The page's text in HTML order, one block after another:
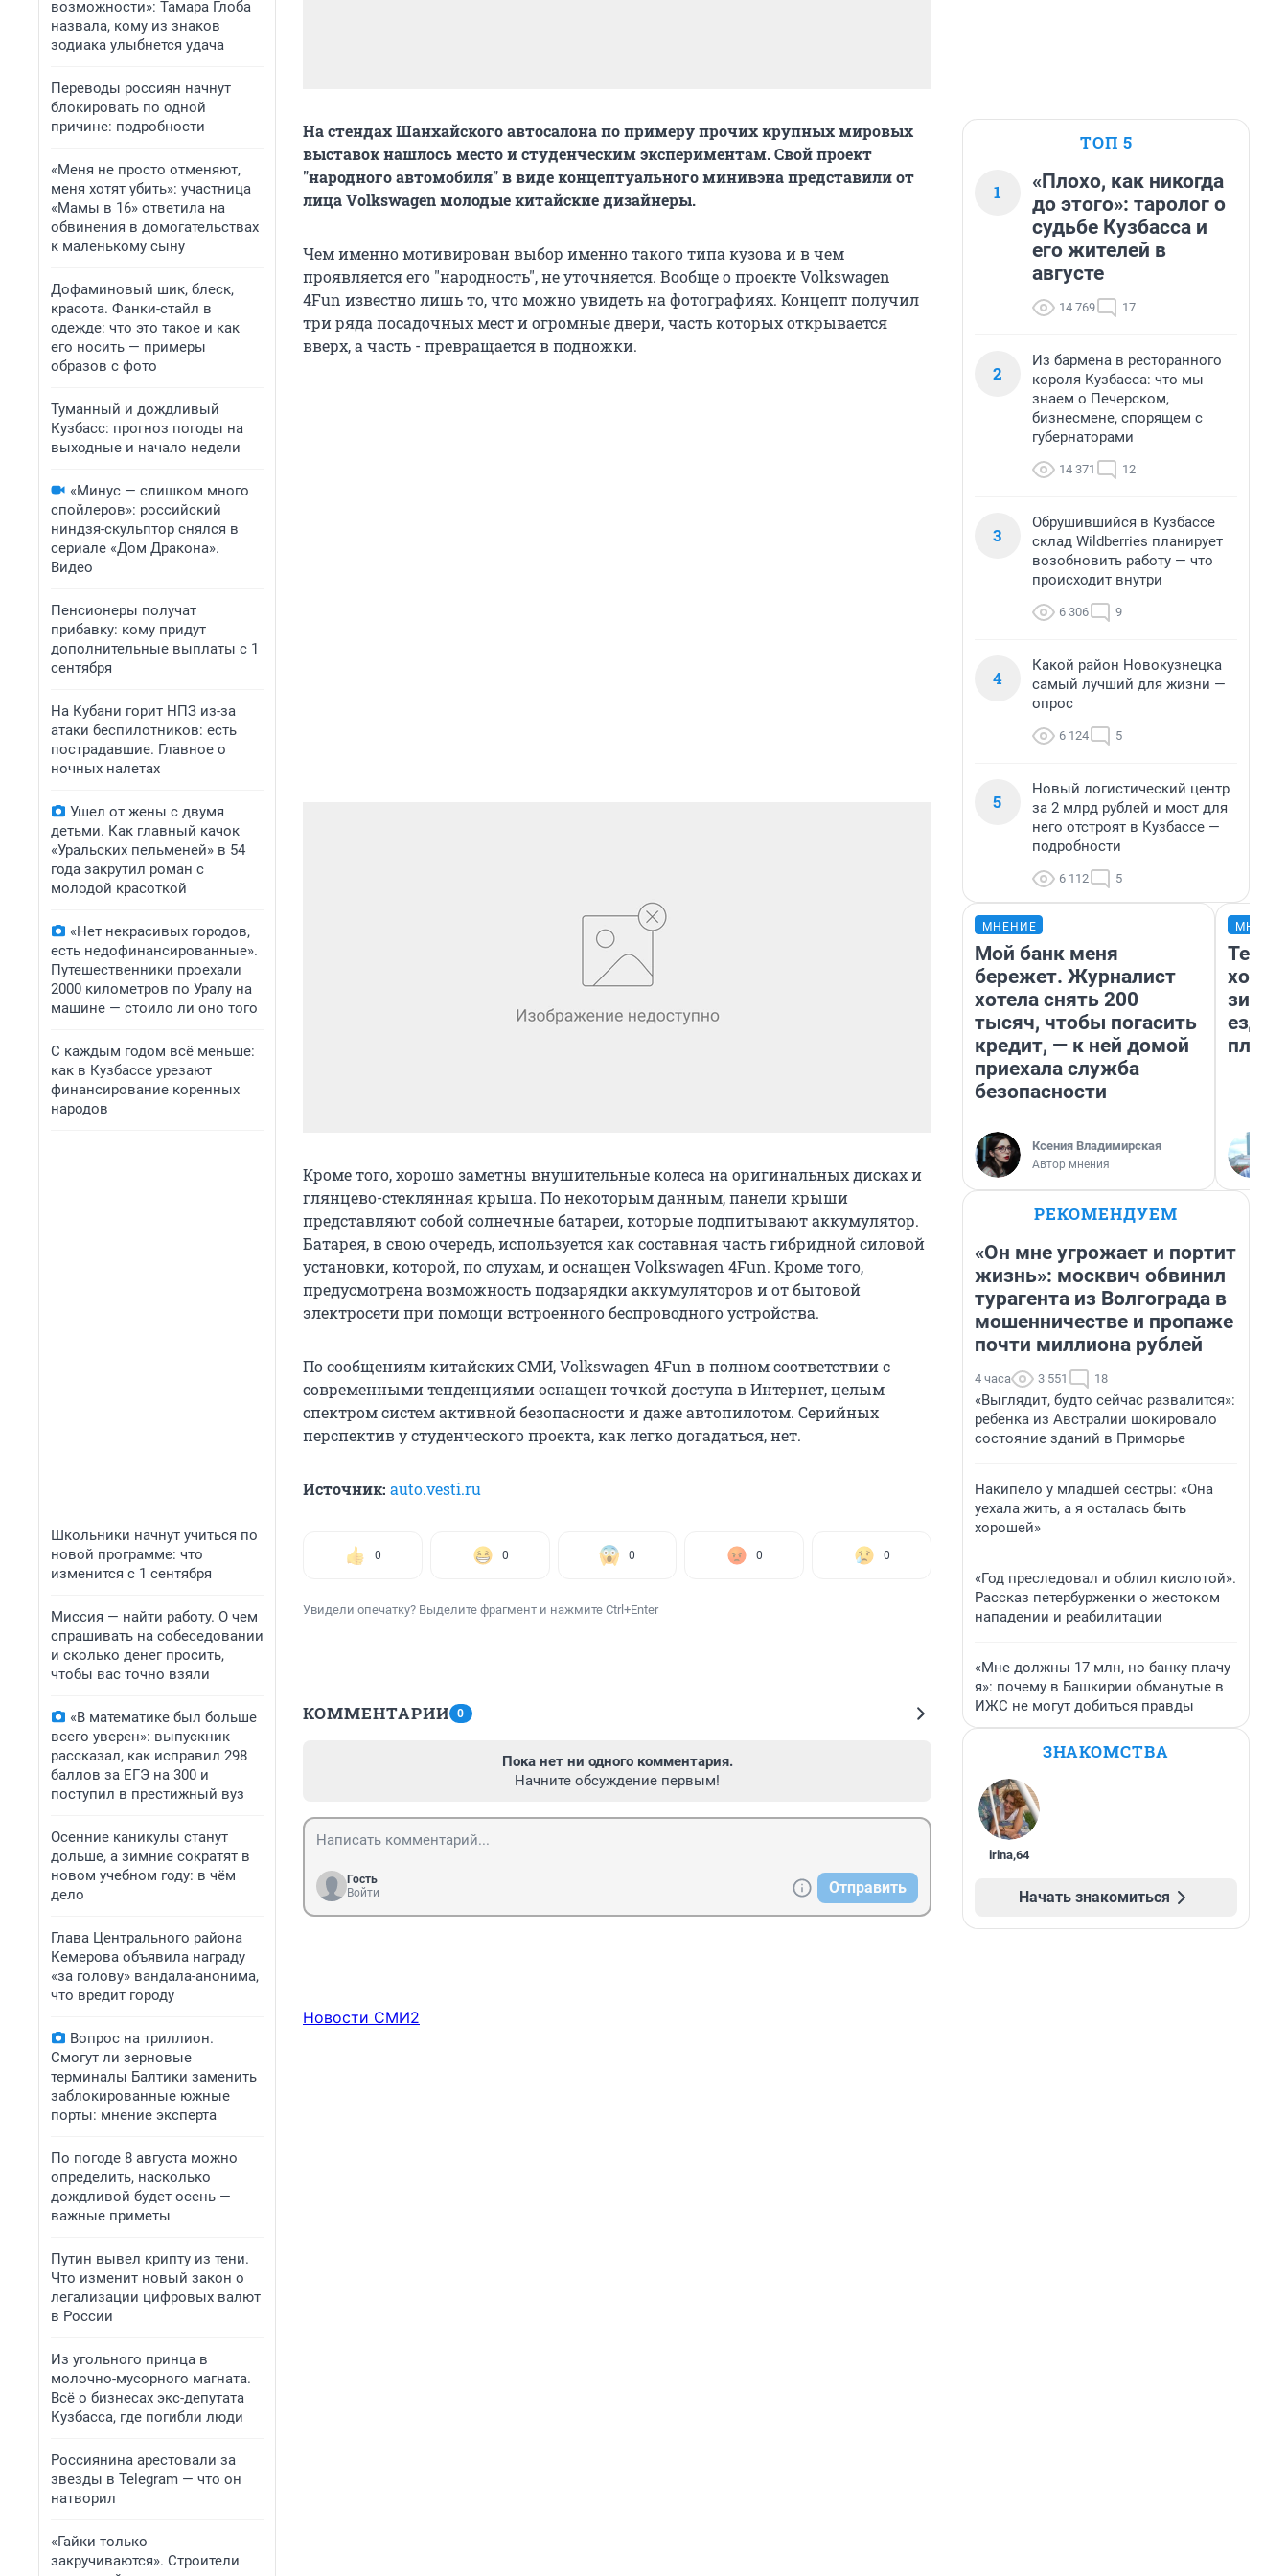
возможности»: Тамара Глоба
назвала, кому из знаков
зодиака улыбнется удача
Переводы россиян начнут
блокировать по одной
причине: подробности
«Меня не просто отменяют,
меня хотят убить»: участница
«Мамы в 16» ответила на
обвинения в домогательствах
к маленькому сыну
Дофаминовый шик, блеск,
красота. Фанки-стайл в
одежде: что это такое и как
его носить — примеры
образов с фото
Туманный и дождливый
Кузбасс: прогноз погоды на
выходные и начало недели
«Минус — слишком много
спойлеров»: российский
ниндзя-скульптор снялся в
сериале «Дом Дракона».
Видео
Пенсионеры получат
прибавку: кому придут
дополнительные выплаты с 1
сентября
На Кубани горит НПЗ из-за
атаки беспилотников: есть
пострадавшие. Главное о
ночных налетах
Ушел от жены с двумя
детьми. Как главный качок
«Уральских пельменей» в 54
года закрутил роман с
молодой красоткой
«Нет некрасивых городов,
есть недофинансированные».
Путешественники проехали
2000 километров по Уралу на
машине — стоило ли оно того
С каждым годом всё меньше:
как в Кузбассе урезают
финансирование коренных
народов
Школьники начнут учиться по
новой программе: что
изменится с 1 сентября
Миссия — найти работу. О чем
спрашивать на собеседовании
и сколько денег просить,
чтобы вас точно взяли
«В математике был больше
всего уверен»: выпускник
рассказал, как исправил 298
баллов за ЕГЭ на 300 и
поступил в престижный вуз
Осенние каникулы станут
дольше, а зимние сократят в
новом учебном году: в чём
дело
Глава Центрального района
Кемерова объявила награду
«за голову» вандала-анонима,
что вредит городу
Вопрос на триллион.
Смогут ли зерновые
терминалы Балтики заменить
заблокированные южные
порты: мнение эксперта
По погоде 8 августа можно
определить, насколько
дождливой будет осень —
важные приметы
Путин вывел крипту из тени.
Что изменит новый закон о
легализации цифровых валют
в России
Из угольного принца в
молочно-мусорного магната.
Всё о бизнесах экс-депутата
Кузбасса, где погибли люди
Россиянина арестовали за
звезды в Telegram — что он
натворил
«Гайки только
закручиваются». Строители
На стендах Шанхайского автосалона по примеру прочих крупных мировых
выставок нашлось место и студенческим экспериментам. Свой проект
"народного автомобиля" в виде концептуального минивэна представили от
лица Volkswagen молодые китайские дизайнеры.
Чем именно мотивирован выбор именно такого типа кузова и в чем
проявляется его "народность", не уточняется. Вообще о проекте Volkswagen
4Fun известно лишь то, что можно увидеть на фотографиях. Концепт получил
три ряда посадочных мест и огромные двери, часть которых открывается
вверх, а часть - превращается в подножки.
Кроме того, хорошо заметны внушительные колеса на оригинальных дисках и
глянцево-стеклянная крыша. По некоторым данным, панели крыши
представляют собой солнечные батареи, которые подпитывают аккумулятор.
Батарея, в свою очередь, используется как составная часть гибридной силовой
установки, которой, по слухам, и оснащен Volkswagen 4Fun. Кроме того,
предусмотрена возможность подзарядки аккумуляторов и от бытовой
электросети при помощи встроенного беспроводного устройства.
По сообщениям китайских СМИ, Volkswagen 4Fun в полном соответствии с
современными тенденциями оснащен точкой доступа в Интернет, целым
спектром систем активной безопасности и даже автопилотом. Серийных
перспектив у студенческого проекта, как легко догадаться, нет.
Источник: auto.vesti.ru
0 0 0 0 0
Увидели опечатку? Выделите фрагмент и нажмите Ctrl+Enter
КОММЕНТАРИИ 0
Пока нет ни одного комментария.
Начните обсуждение первым!
Гость
Войти
Отправить
Новости СМИ2
ТОП 5
1
«Плохо, как никогда
до этого»: таролог о
судьбе Кузбасса и
его жителей в
августе
14 769 17
2
Из бармена в ресторанного
короля Кузбасса: что мы
знаем о Печерском,
бизнесмене, спорящем с
губернаторами
14 371 12
3
Обрушившийся в Кузбассе
склад Wildberries планирует
возобновить работу — что
происходит внутри
6 306 9
4
Какой район Новокузнецка
самый лучший для жизни —
опрос
6 124 5
5
Новый логистический центр
за 2 млрд рублей и мост для
него отстроят в Кузбассе —
подробности
6 112 5
МНЕНИЕ
Мой банк меня
бережет. Журналист
хотела снять 200
тысяч, чтобы погасить
кредит, — к ней домой
приехала служба
безопасности
Ксения Владимирская
Автор мнения
ездит
РЕКОМЕНДУЕМ
«Он мне угрожает и портит
жизнь»: москвич обвинил
турагента из Волгограда в
мошенничестве и пропаже
почти миллиона рублей
4 часа 3 551 18
«Выглядит, будто сейчас развалится»:
ребенка из Австралии шокировало
состояние зданий в Приморье
Накипело у младшей сестры: «Она
уехала жить, а я осталась быть
хорошей»
«Год преследовал и облил кислотой».
Рассказ петербурженки о жестоком
нападении и реабилитации
«Мне должны 17 млн, но банку плачу
я»: почему в Башкирии обманутые в
ИЖС не могут добиться правды
ЗНАКОМСТВА
irina,64
Начать знакомиться